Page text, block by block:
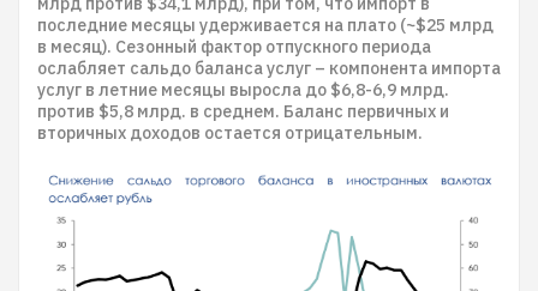
последние месяцы удерживается на плато (~$25 млрд
в месяц). Сезонный фактор отпускного периода
ослабляет сальдо баланса услуг – компонента импорта
услуг в летние месяцы выросла до $6,8-6,9 млрд.
против $5,8 млрд. в среднем. Баланс первичных и
вторичных доходов остается отрицательным.